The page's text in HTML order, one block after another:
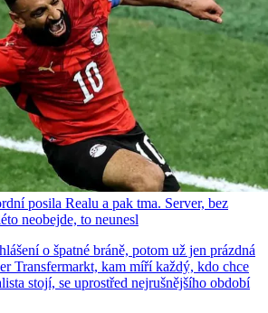
posila Realu a pak tma. Server, bez
neobejde, to neunesl
o špatné bráně, potom už jen prázdná
Transfermarkt, kam míří každý, kdo chce
stojí, se uprostřed nejrušnějšího období